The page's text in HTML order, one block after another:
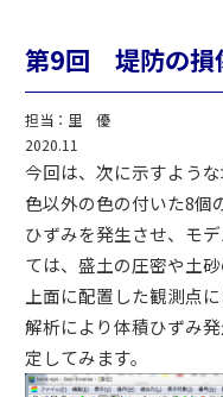
第9回 堤防の損
担当：里 優
2020.11
今回は、次に示すよう
色以外の色の付いた8個
ひずみを発生させ、モ
ては、盛土の圧密や土
上面に配置した観測点
解析により体積ひずみ
定してみます。